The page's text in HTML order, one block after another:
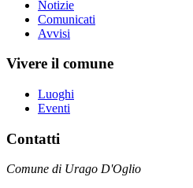
Notizie
Comunicati
Avvisi
Vivere il comune
Luoghi
Eventi
Contatti
Comune di Urago D'Oglio